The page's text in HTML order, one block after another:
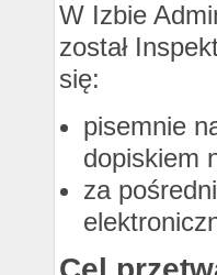
W Izbie
został
się:
pisemnie
dopiskiem
za